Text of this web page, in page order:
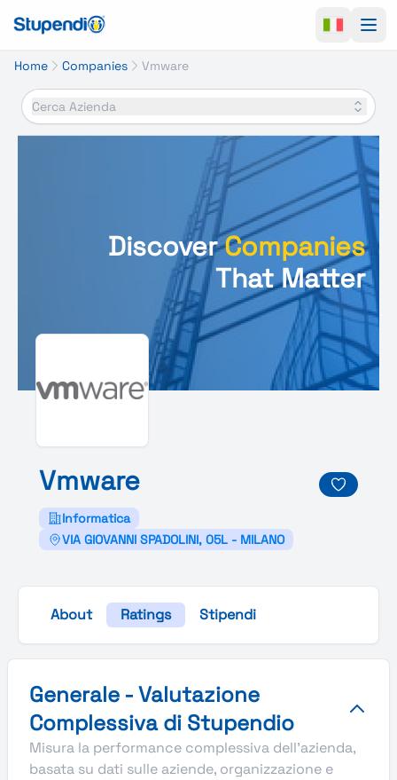
Home Companies Vmware
Cerca Azienda
DiscoverCompanies
That Matter
Vmware
Informatica
VIA GIOVANNI SPADOLINI, 05L - MILANO
About Ratings Stipendi
Generale - Valutazione
Complessiva di Stupendio
Misura la performance complessiva dell'azienda,
basata su dati sulle aziende, organizzazione e